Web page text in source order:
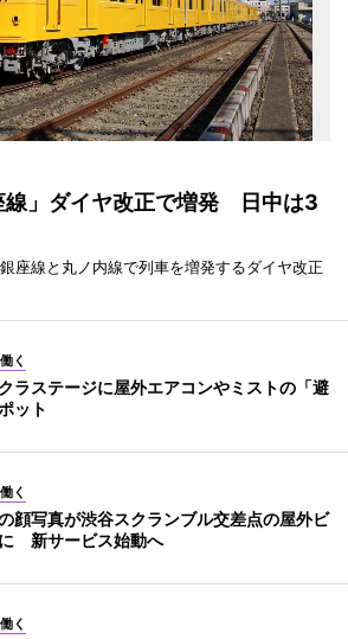
線」ダイヤ改正で増発 日中は3
座線と丸ノ内線で列車を増発するダイヤ改正
く
ラステージに屋外エアコンやミストの「避
ット
く
顔写真が渋谷スクランブル交差点の屋外ビ
新サービス始動へ
く